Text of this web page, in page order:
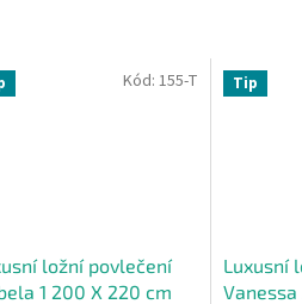
ložní povlečení
1 200 X 220 cm
Kód: 155-T Tip
Luxusní